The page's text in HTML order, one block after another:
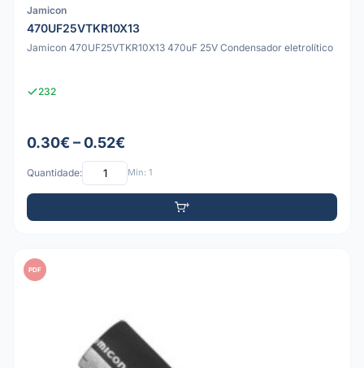
Jamicon
470UF25VTKR10X13
Jamicon 470UF25VTKR10X13 470uF 25V Condensador eletrolítico
232
0.30€ – 0.52€
Quantidade: Mín: 1
PDF